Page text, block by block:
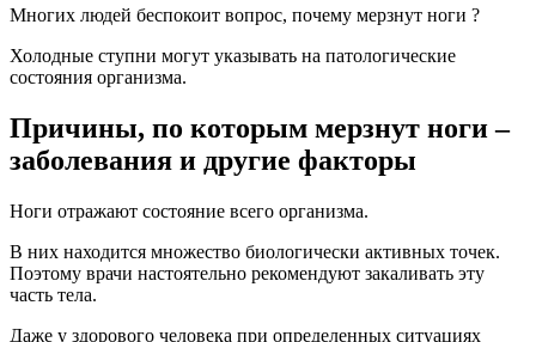
Многих людей беспокоит вопрос, почему мерзнут ноги ?
Холодные ступни могут указывать на патологические
состояния организма.
Причины, по которым мерзнут ноги –
заболевания и другие факторы
Ноги отражают состояние всего организма.
В них находится множество биологически активных точек.
Поэтому врачи настоятельно рекомендуют закаливать эту
часть тела.
Даже у здорового человека при определенных ситуациях